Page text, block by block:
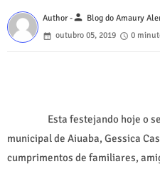
Author -person Blog do Amaury
outubro 05, 2019
0
Esta festejando hoje o seu
municipal de Aiuaba, Gessica
cumprimentos de familiares,